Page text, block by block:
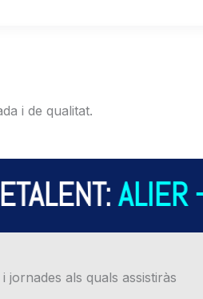
i de qualitat.
ALIER –
jornades als quals assistiràs